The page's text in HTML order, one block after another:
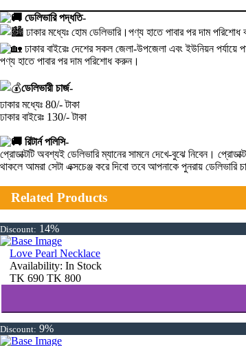
ডেলিভারি পদ্ধতি-
ঢাকার মধ্যেঃ হোম ডেলিভারি।পণ্য হাতে পাবার পর দাম
ঢাকার বাইরেঃ দেশের সকল জেলা-উপজেলা এবং ইউনিয়ন পর্যায়ে
পণ্য হাতে পাবার পর দাম পরিশোধ করুন।
ডেলিভারী চার্জ-
ঢাকার মধ্যেঃ 80/- টাকা
ঢাকার বাইরেঃ 130/- টাকা
রিটার্ন পলিসি-
প্রোডাক্টটি অবশ্যই ডেলিভারি ম্যানের সামনে দেখে-বুঝে নিবেন।
থাকলে আমরা সেটা এক্সচেঞ্জ করে দিবো তবে আপনাকে পুনরায় ডেলিভারি
Related Products
Discount: 14%
Love Pearl Necklace
Availability: In Stock
TK 690 TK 800
Discount: 9%